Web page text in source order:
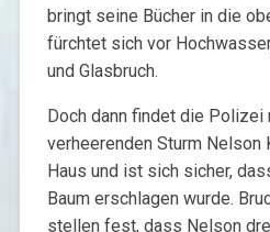
bringt seine Bücher in die
fürchtet sich vor
und Glasbruch.
Doch dann findet die Polizei
verheerenden Sturm Nelson
Haus und ist sich sicher,
Baum erschlagen wurde.
stellen fest, dass Nelson